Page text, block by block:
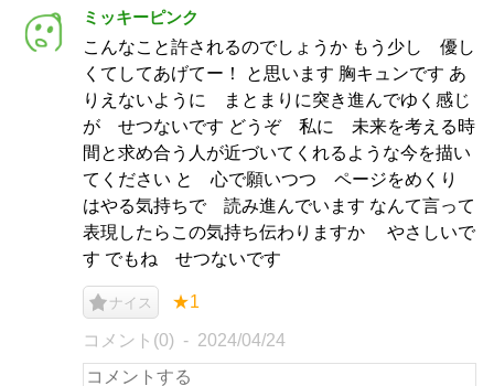
ミッキーピンク
こんなこと許されるのでしょうか もう少し 優し
くてしてあげてー！ と思います 胸キュンです あ
りえないように まとまりに突き進んでゆく感じ
が せつないです どうぞ 私に 未来を考える時
間と求め合う人が近づいてくれるような今を描い
てください と 心で願いつつ ページをめくり
はやる気持ちで 読み進んでいます なんて言って
表現したらこの気持ち伝わりますか やさしいで
す でもね せつないです
ナイス ★1
コメント(0) 2024/04/24